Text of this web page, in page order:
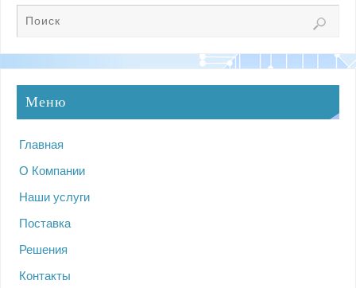
Меню
Главная
О Компании
Наши услуги
Поставка
Решения
Контакты